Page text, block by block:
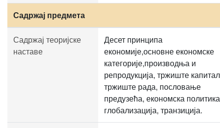
Садржај предмета
Садржај теоријске
наставе
Десет принципа
економије,основне економске
категорије,производња и
репродукција, тржиште
тржиште рада, пословање
предузећа, економска
глобализација, транзиција.